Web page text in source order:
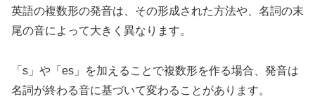
英語の複数形の発音は、その形成された方法や、名詞の末
尾の音によって大きく異なります。
「s」や「es」を加えることで複数形を作る場合、発音は
名詞が終わる音に基づいて変わることがあります。